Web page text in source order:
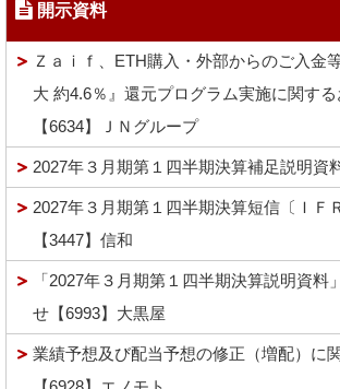
開示資料
Ｚａｉｆ、ETH購入・外部からのご入金
大 約4.6％』還元プログラム実施に関す
【6634】ＪＮグループ
2027年３月期第１四半期決算補足説明資
2027年３月期第１四半期決算短信〔ＩＦ
【3447】信和
「2027年３月期第１四半期決算説明資料
せ【6993】大黒屋
業績予想及び配当予想の修正（増配）に